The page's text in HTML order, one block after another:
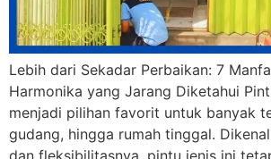
Lebih dari Sekadar Perbaikan: 7
Harmonika yang Jarang Diketahui
menjadi pilihan favorit untuk banyak
gudang, hingga rumah tinggal.